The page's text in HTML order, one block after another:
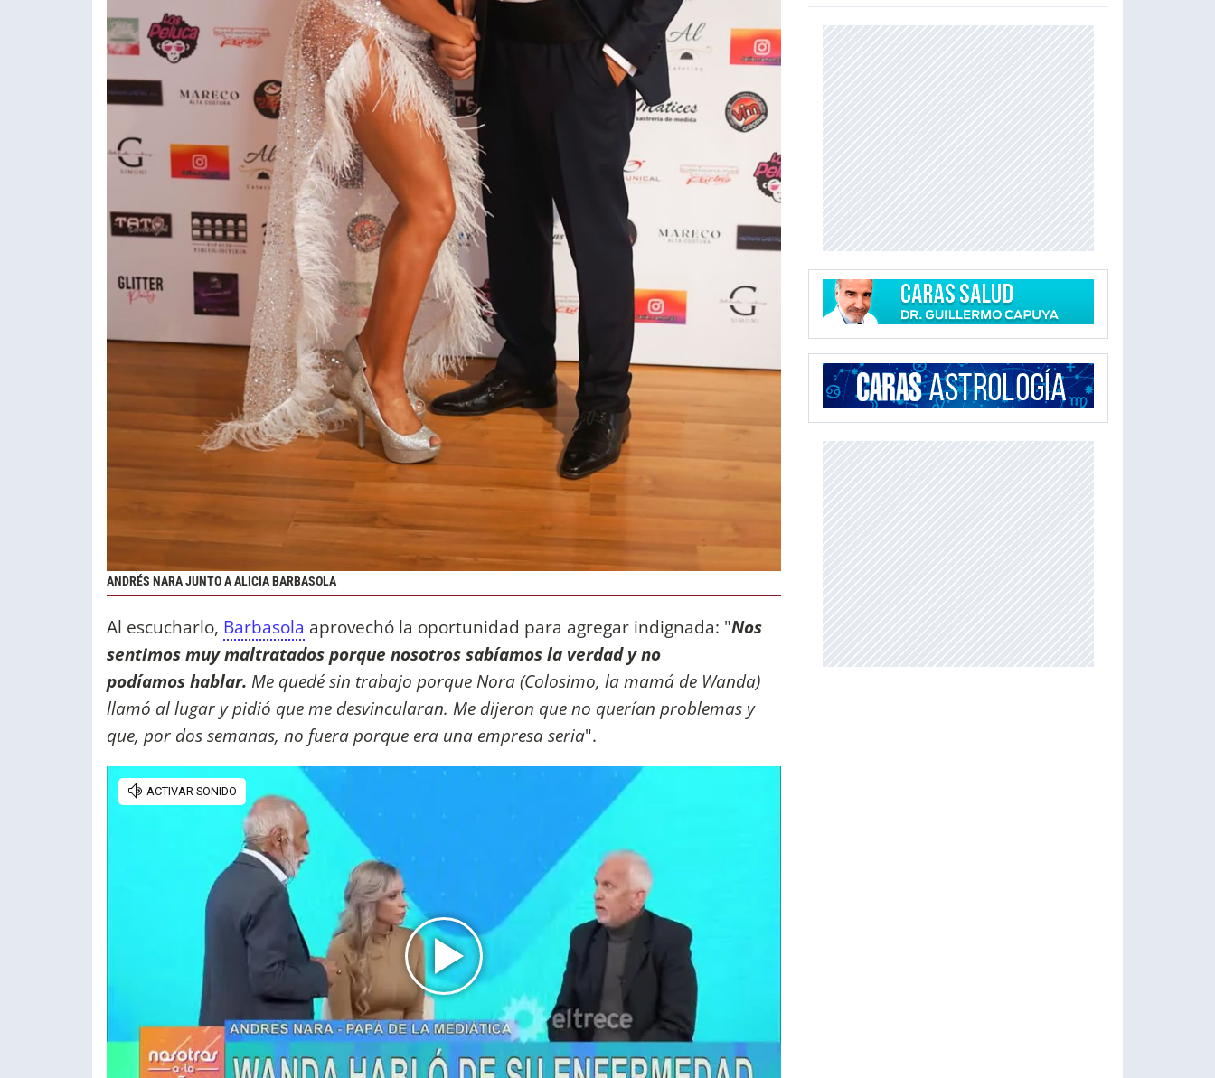
ANDRÉS NARA JUNTO A ALICIA BARBASOLA
Al escucharlo, Barbasola aprovechó la oportunidad para agregar indignada: "Nos
sentimos muy maltratados porque nosotros sabíamos la verdad y no
podíamos hablar. Me quedé sin trabajo porque Nora (Colosimo, la mamá de Wanda)
llamó al lugar y pidió que me desvincularan. Me dijeron que no querían problemas y
que, por dos semanas, no fuera porque era una empresa seria".